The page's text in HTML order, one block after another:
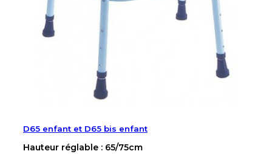
D65 enfant et D65 bis enfant
Hauteur réglable : 65/75cm